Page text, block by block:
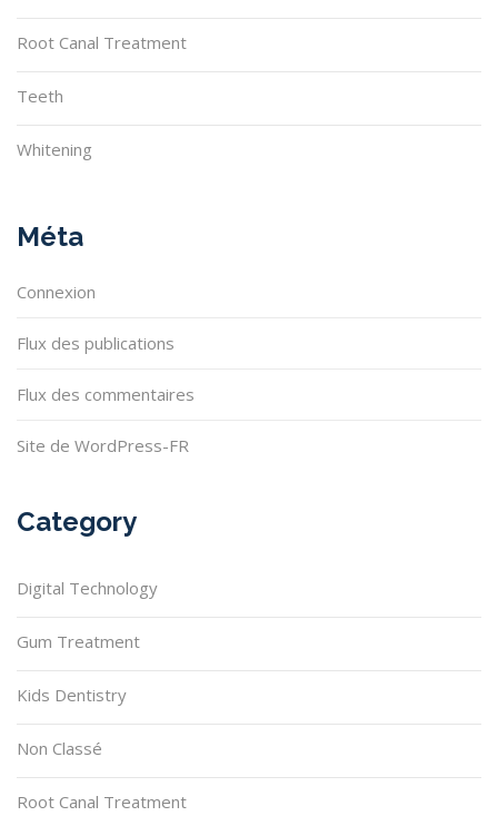
Root Canal Treatment
Teeth
Whitening
Méta
Connexion
Flux des publications
Flux des commentaires
Site de WordPress-FR
Category
Digital Technology
Gum Treatment
Kids Dentistry
Non Classé
Root Canal Treatment